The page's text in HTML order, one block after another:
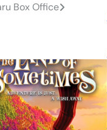
Box Office